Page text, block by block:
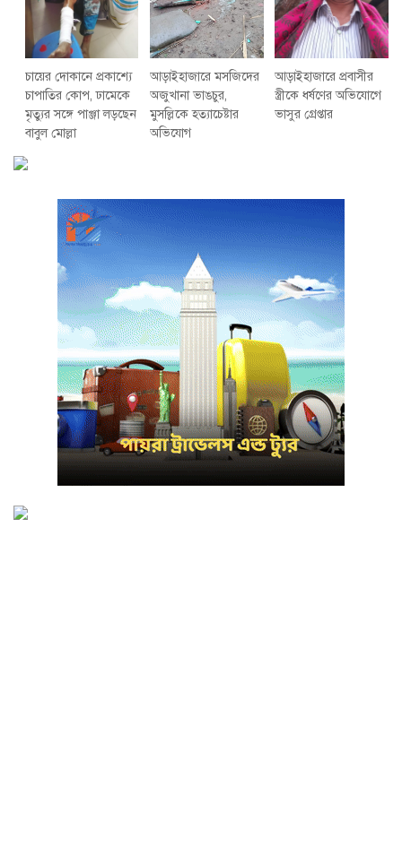
চায়ের দোকানে প্রকাশ্যে
চাপাতির কোপ, ঢামেকে
মৃত্যুর সঙ্গে পাঞ্জা লড়ছেন
বাবুল মোল্লা
আড়াইহাজারে মস‌জি‌দের
অজুখানা ভাঙচুর,
মুসল্লিকে হত্যাচেষ্টার
অভিযোগ
আড়াইহাজারে প্রবাসীর
স্ত্রীকে ধর্ষণের অভিযোগে
ভাসুর গ্রেপ্তার